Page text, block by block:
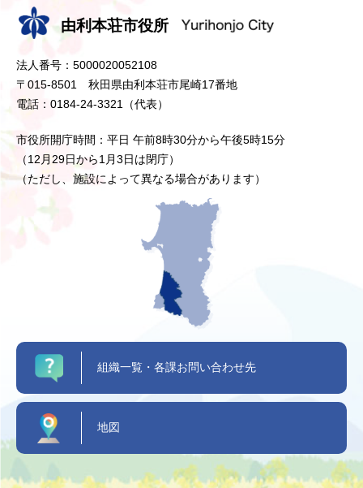
由利本荘市役所
法人番号：5000020052108
〒015-8501 秋田県由利本荘市尾崎17番地
電話：0184-24-3321（代表）
市役所開庁時間：平日 午前8時30分から午後5時15分
（12月29日から1月3日は閉庁）
（ただし、施設によって異なる場合があります）
組織一覧・各課お問い合わせ先
地図